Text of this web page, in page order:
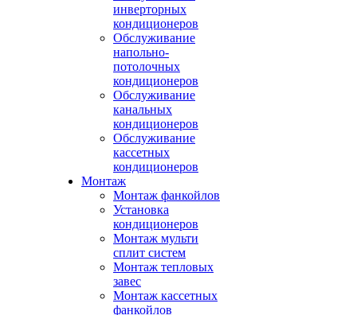
инверторных
кондиционеров
Обслуживание
напольно-
потолочных
кондиционеров
Обслуживание
канальных
кондиционеров
Обслуживание
кассетных
кондиционеров
Монтаж
Монтаж фанкойлов
Установка
кондиционеров
Монтаж мульти
сплит систем
Монтаж тепловых
завес
Монтаж кассетных
фанкойлов